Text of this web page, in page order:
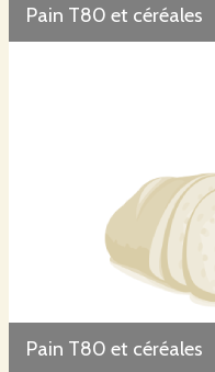
Pain T80 et céréales
Pain T80 et céréales